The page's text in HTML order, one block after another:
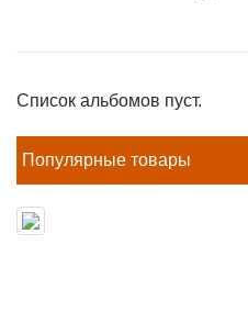
Список альбомов пуст.
Популярные товары